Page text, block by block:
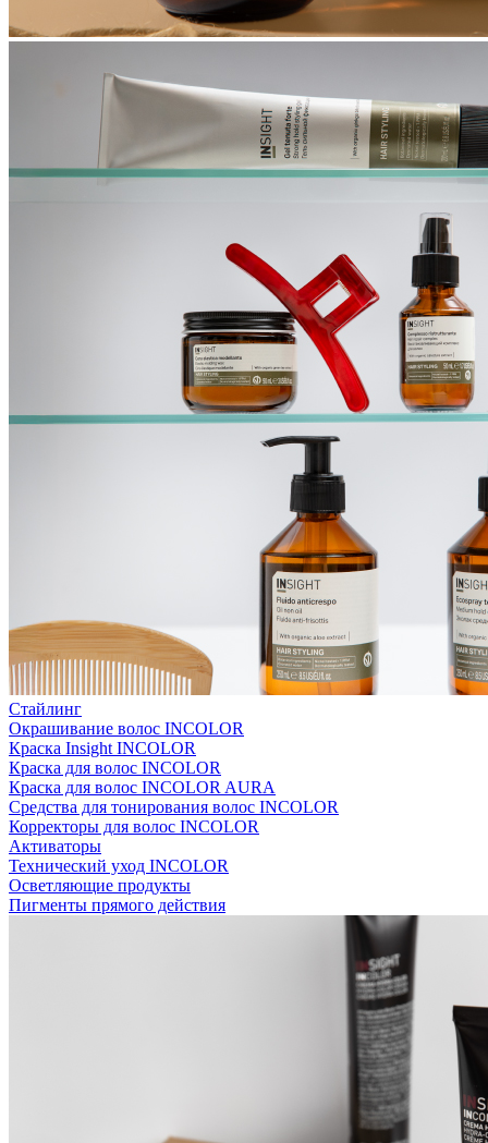
Стайлинг
Окрашивание волос INCOLOR
Краска Insight INCOLOR
Краска для волос INCOLOR
Краска для волос INCOLOR AURA
Средства для тонирования волос INCOLOR
Корректоры для волос INCOLOR
Активаторы
Технический уход INCOLOR
Осветляющие продукты
Пигменты прямого действия